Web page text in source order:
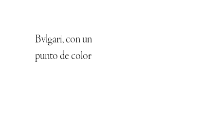
Bvlgari, con un
punto de color